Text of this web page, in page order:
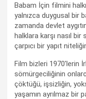
Babam İçin filmini
yalnızca duygusal bir
zamanda devlet
halklara karşı nasıl bir
çarpıcı bir yapıt
Film bizleri 1970'lerin
sömürgeciliğinin
çöktüğü, işsizliğin,
yaşamın ayrılmaz bir